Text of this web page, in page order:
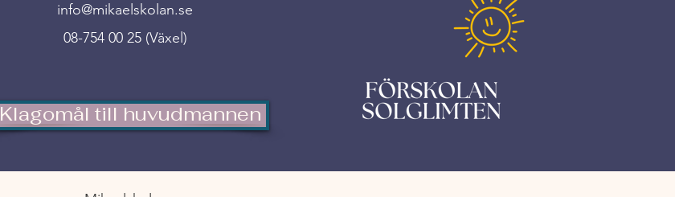
info@mikaelskolan.se
08-754 00 25 (Växel)
Klagomål till huvudmannen